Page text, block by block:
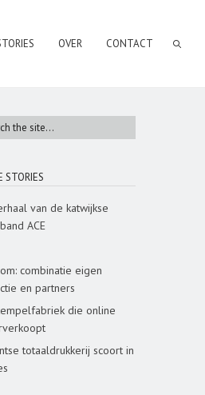
OVER CONTACT
STORIES
van de katwijkse
ACE
combinatie eigen
en partners
die online
totaaldrukkerij scoort in